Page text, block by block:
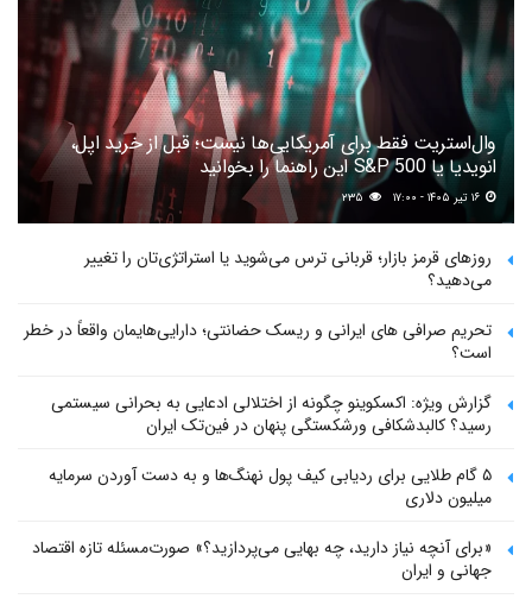
وال‌استریت فقط برای آمریکایی‌ها نیست؛ قبل از خرید اپل،
انویدیا یا S&P 500 این راهنما را بخوانید
۲۳۵
روزهای قرمز بازار؛ قربانی ترس می‌شوید یا استراتژی‌تان را تغییر
می‌دهید؟
تحریم صرافی های ایرانی و ریسک حضانتی؛ دارایی‌هایمان واقعاً در خطر
است؟
گزارش ویژه: اکسکوینو چگونه از اختلالی ادعایی به بحرانی سیستمی
رسید؟ کالبدشکافی ورشکستگی پنهان در فین‌تک ایران
۵ گام طلایی برای ردیابی کیف پول‌ نهنگ‌ها و به دست آوردن سرمایه
میلیون دلاری
«برای آنچه نیاز دارید، چه بهایی می‌پردازید؟» صورت‌مسئله تازه اقتصاد
جهانی و ایران